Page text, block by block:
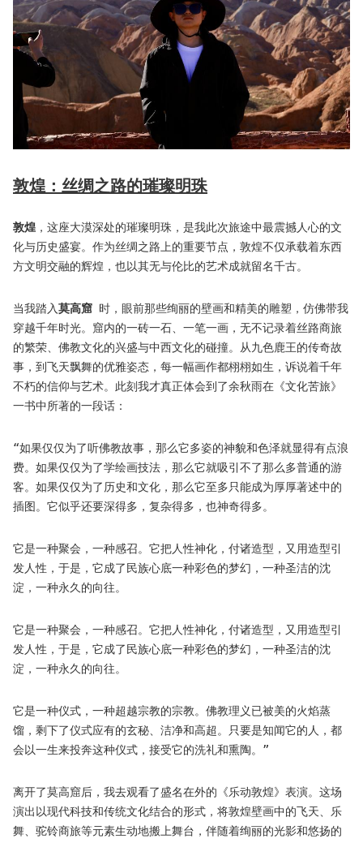
敦煌：丝绸之路的璀璨明珠
敦煌 ，这座大漠深处的璀璨明珠，是我此次旅途中最震撼人心的文
化与历史盛宴。作为丝绸之路上的重要节点，敦煌不仅承载着东西
方文明交融的辉煌，也以其无与伦比的艺术成就留名千古。
当我踏入莫高窟 时，眼前那些绚丽的壁画和精美的雕塑，仿佛带我
穿越千年时光。窟内的一砖一石、一笔一画，无不记录着丝路商旅
的繁荣、佛教文化的兴盛与中西文化的碰撞。从九色鹿王的传奇故
事，到飞天飘舞的优雅姿态，每一幅画作都栩栩如生，诉说着千年
不朽的信仰与艺术。此刻我才真正体会到了余秋雨在《文化苦旅》
一书中所著的一段话：
“如果仅仅为了听佛教故事，那么它多姿的神貌和色泽就显得有点浪
费。如果仅仅为了学绘画技法，那么它就吸引不了那么多普通的游
客。如果仅仅为了历史和文化，那么它至多只能成为厚厚著述中的
插图。它似乎还要深得多，复杂得多，也神奇得多。
它是一种聚会，一种感召。它把人性神化，付诸造型，又用造型引
发人性，于是，它成了民族心底一种彩色的梦幻，一种圣洁的沈
淀，一种永久的向往。
它是一种聚会，一种感召。它把人性神化，付诸造型，又用造型引
发人性，于是，它成了民族心底一种彩色的梦幻，一种圣洁的沈
淀，一种永久的向往。
它是一种仪式，一种超越宗教的宗教。佛教理义已被美的火焰蒸
馏，剩下了仪式应有的玄秘、洁净和高超。只要是知闻它的人，都
会以一生来投奔这种仪式，接受它的洗礼和熏陶。”
离开了莫高窟后，我去观看了盛名在外的《乐动敦煌》表演。这场
演出以现代科技和传统文化结合的形式，将敦煌壁画中的飞天、乐
舞、驼铃商旅等元素生动地搬上舞台，伴随着绚丽的光影和悠扬的